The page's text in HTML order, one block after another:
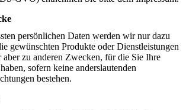
persönlichen Daten werden wir nur dazu
gewünschten Produkte oder Dienstleistungen
aber zu anderen Zwecken, für die Sie Ihre
sofern keine anderslautenden
bestehen.